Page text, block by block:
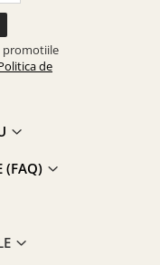
promotiile
de
(FAQ)